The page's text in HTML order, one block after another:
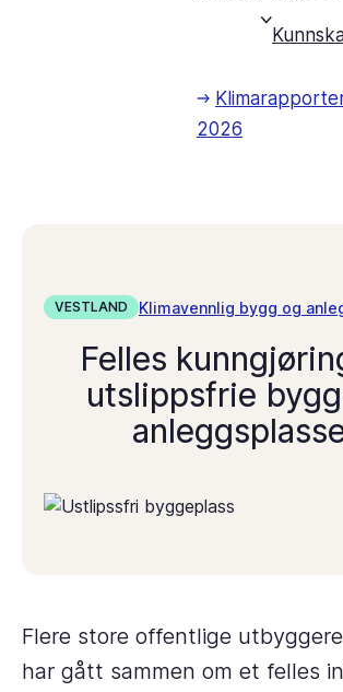
2026
VESTLAND Klimavennlig bygg og
Felles
utslippsfrie
Flere store offentlige
har gått sammen om et felles